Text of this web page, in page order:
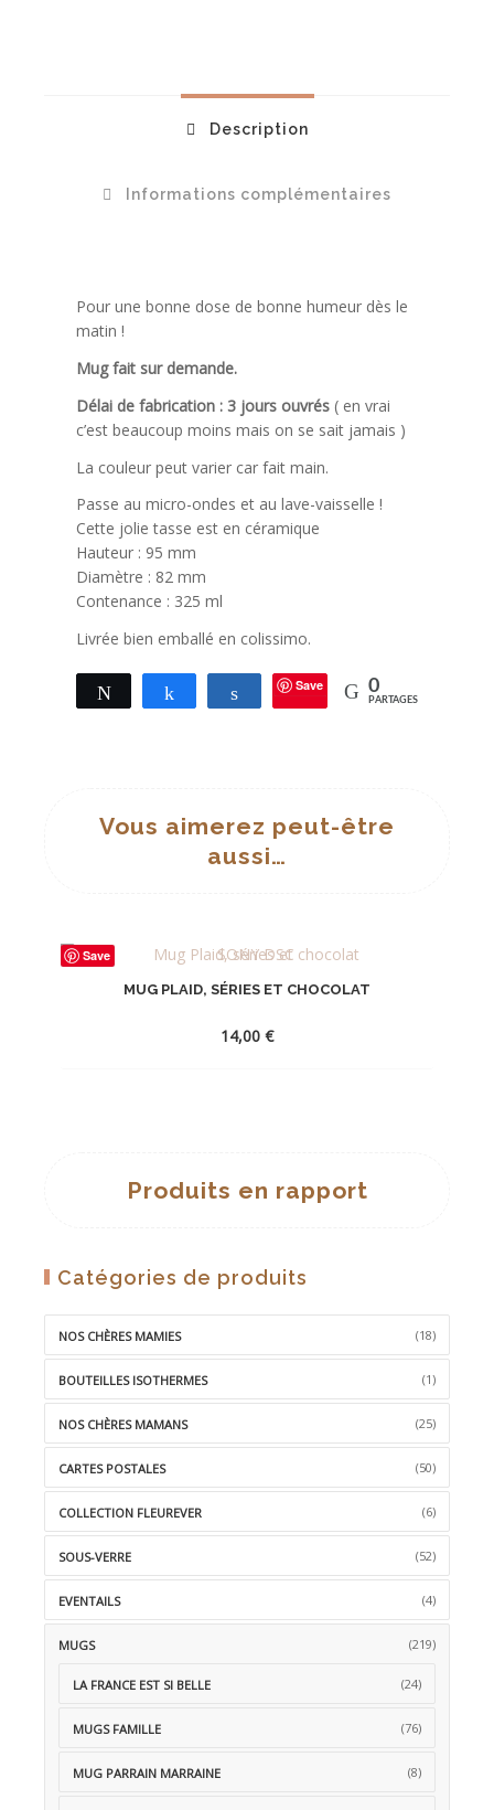
Description
Informations complémentaires
Pour une bonne dose de bonne humeur dès le
matin !
Mug fait sur demande.
Délai de fabrication : 3 jours ouvrés ( en vrai
c’est beaucoup moins mais on se sait jamais )
La couleur peut varier car fait main.
Passe au micro-ondes et au lave-vaisselle !
Cette jolie tasse est en céramique
Hauteur : 95 mm
Diamètre : 82 mm
Contenance : 325 ml
Livrée bien emballé en colissimo.
Tweetez Partagez Partagez
Save 0
PARTAGES
Vous aimerez peut-être
aussi…
Save
MUG PLAID, SÉRIES ET CHOCOLAT
14,00 €
WISHLIST
Produits en rapport
Catégories de produits
NOS CHÈRES MAMIES (18)
BOUTEILLES ISOTHERMES (1)
NOS CHÈRES MAMANS (25)
CARTES POSTALES (50)
COLLECTION FLEUREVER (6)
SOUS-VERRE (52)
EVENTAILS (4)
MUGS (219)
LA FRANCE EST SI BELLE (24)
MUGS FAMILLE (76)
MUG PARRAIN MARRAINE (8)